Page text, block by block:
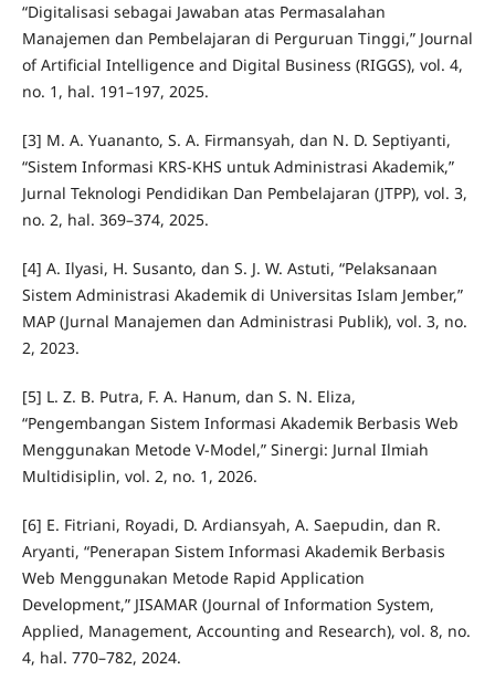
“Digitalisasi sebagai Jawaban atas Permasalahan
Manajemen dan Pembelajaran di Perguruan Tinggi,” Journal
of Artificial Intelligence and Digital Business (RIGGS), vol. 4,
no. 1, hal. 191–197, 2025.
[3] M. A. Yuananto, S. A. Firmansyah, dan N. D. Septiyanti,
“Sistem Informasi KRS-KHS untuk Administrasi Akademik,”
Jurnal Teknologi Pendidikan Dan Pembelajaran (JTPP), vol. 3,
no. 2, hal. 369–374, 2025.
[4] A. Ilyasi, H. Susanto, dan S. J. W. Astuti, “Pelaksanaan
Sistem Administrasi Akademik di Universitas Islam Jember,”
MAP (Jurnal Manajemen dan Administrasi Publik), vol. 3, no.
2, 2023.
[5] L. Z. B. Putra, F. A. Hanum, dan S. N. Eliza,
“Pengembangan Sistem Informasi Akademik Berbasis Web
Menggunakan Metode V-Model,” Sinergi: Jurnal Ilmiah
Multidisiplin, vol. 2, no. 1, 2026.
[6] E. Fitriani, Royadi, D. Ardiansyah, A. Saepudin, dan R.
Aryanti, “Penerapan Sistem Informasi Akademik Berbasis
Web Menggunakan Metode Rapid Application
Development,” JISAMAR (Journal of Information System,
Applied, Management, Accounting and Research), vol. 8, no.
4, hal. 770–782, 2024.